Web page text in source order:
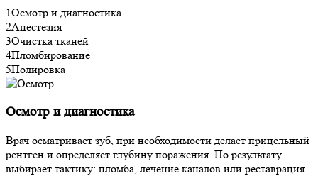
1Осмотр и диагностика
2Анестезия
3Очистка тканей
4Пломбирование
5Полировка
Осмотр и диагностика
Врач осматривает зуб, при необходимости делает прицельный
рентген и определяет глубину поражения. По результату
выбирает тактику: пломба, лечение каналов или реставрация.